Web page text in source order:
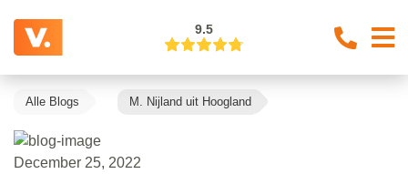
9.5
Alle Blogs M. Nijland uit Hoogland
December 25, 2022